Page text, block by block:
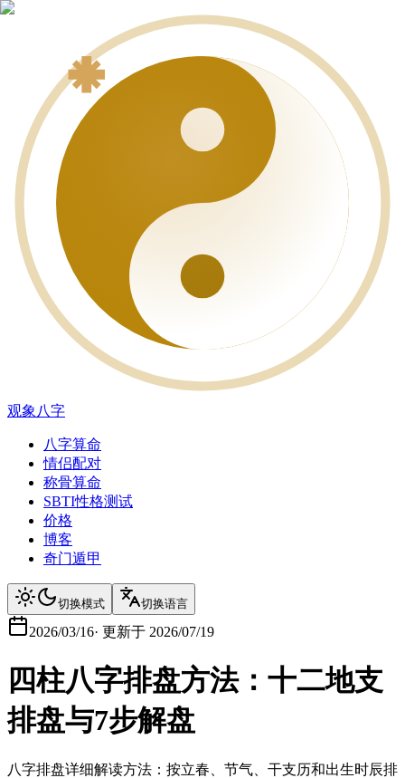
观象八字
八字算命
情侣配对
称骨算命
SBTI性格测试
价格
博客
奇门遁甲
切换模式 切换语言
2026/03/16· 更新于 2026/07/19
四柱八字排盘方法：十二地支
排盘与7步解盘
八字排盘详细解读方法：按立春、节气、干支历和出生时辰排